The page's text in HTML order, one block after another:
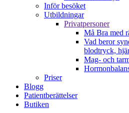
Inför besöket
Utbildningar
Privatpersoner
Må Bra med
Vad beror
blodtryck,
Mag- och
Priser
Blogg
Patientberättelser
Butiken